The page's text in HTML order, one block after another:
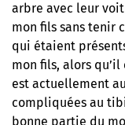
arbre avec leur
mon fils sans tenir
qui étaient
mon fils, alors
est actuellement
compliquées au
bonne partie du